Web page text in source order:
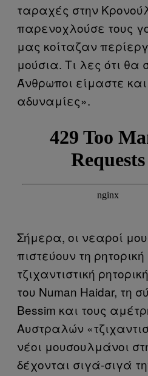
ταραχές στην
παρενοχλούσε τους
μας κοίταζαν
μούσια. Τι λες ότι θα
Άνθρωποι είμαστε
αδυναμίες».
Σήμερα, οι νεαροί
πιστεύουν τη
τζιχαντιστική
του Numan Haidar, τη
Bessim και τους
Αυστραλών
νέοι μουσουλμάνοι
δέχονται σιγά-σιγά